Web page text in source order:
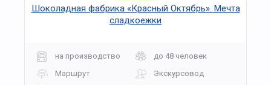
Шоколадная фабрика «Красный Октябрь». Мечта
сладкоежки
на производство
до 48 человек
Маршрут
Экскурсовод